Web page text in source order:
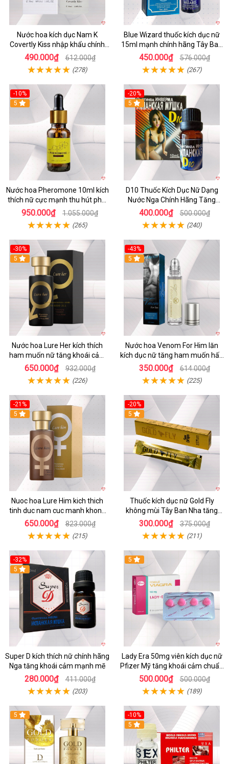
Nước hoa kích dục Nam K
Covertly Kiss nhập khẩu chính
hãng
490.000₫ 612.000₫
(278)
Blue Wizard thuốc kích dục nữ
15ml mạnh chính hãng Tây Ban
Nha
450.000₫ 576.000₫
(267)
-10%
5
Nước hoa Pheromone 10ml kích
thích nữ cực mạnh thu hút phái
đẹp
950.000₫ 1.055.000₫
(265)
-20%
5
D10 Thuốc Kích Dục Nữ Dạng
Nước Nga Chính Hãng Tăng
Ham Muốn Nhanh
400.000₫ 500.000₫
(240)
-30%
5
Nước hoa Lure Her kích thích
ham muốn nữ tăng khoái cảm
không mùi
650.000₫ 932.000₫
(226)
-43%
5
Nước hoa Venom For Him lăn
kích dục nữ tăng ham muốn hấp
dẫn
350.000₫ 614.000₫
(225)
-21%
5
Nuoc hoa Lure Him kich thich
tinh duc nam cuc manh khong
mui
650.000₫ 823.000₫
(215)
-20%
5
Thuốc kích dục nữ Gold Fly
không mùi Tây Ban Nha tăng
ham muốn
300.000₫ 375.000₫
(211)
-32%
5
Super D kích thích nữ chính hãng
Nga tăng khoái cảm mạnh mẽ
280.000₫ 411.000₫
(203)
5
Lady Era 50mg viên kích dục nữ
Pfizer Mỹ tăng khoái cảm chuẩn
chính hãng
500.000₫ 500.000₫
(189)
5
-10%
5